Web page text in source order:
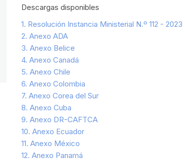
Descargas disponibles
1. Resolución Instancia Ministerial N.º 112 - 2023
2. Anexo ADA
3. Anexo Belice
4. Anexo Canadá
5. Anexo Chile
6. Anexo Colombia
7. Anexo Corea del Sur
8. Anexo Cuba
9. Anexo DR-CAFTCA
10. Anexo Ecuador
11. Anexo México
12. Anexo Panamá